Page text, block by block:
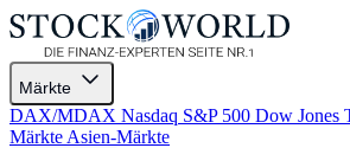
Märkte
DAX/MDAX Nasdaq S&P 500 Dow Jones
Märkte Asien-Märkte